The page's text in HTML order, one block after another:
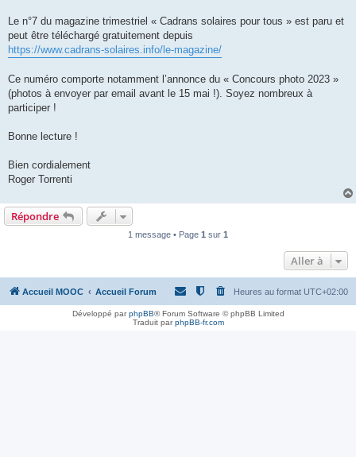
g
Le n°7 du magazine trimestriel « Cadrans solaires pour tous » est paru et
peut être téléchargé gratuitement depuis
https://www.cadrans-solaires.info/le-magazine/
Ce numéro comporte notamment l’annonce du « Concours photo 2023 »
(photos à envoyer par email avant le 15 mai !). Soyez nombreux à
participer !
Bonne lecture !
Bien cordialement
Roger Torrenti
Répondre
1 message • Page 1 sur 1
Aller à
Accueil MOOC Accueil Forum Heures au format UTC+02:00
Développé parphpBB® Forum Software © phpBB Limited
Traduit parphpBB-fr.com